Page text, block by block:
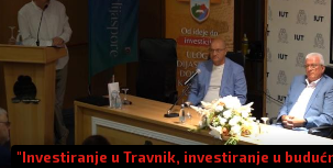
"Investiranje u Travnik, investiranje u